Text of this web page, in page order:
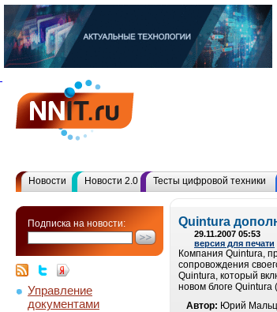
Новости Новости 2.0 Тесты цифровой техники
Подписка на новости:
Управление
документами
Quintura
29.11.2007 05:53
версия для печати
Компания Quintura,
сопровождения
Quintura, который
новом блоге Quintura
Автор: Юрий